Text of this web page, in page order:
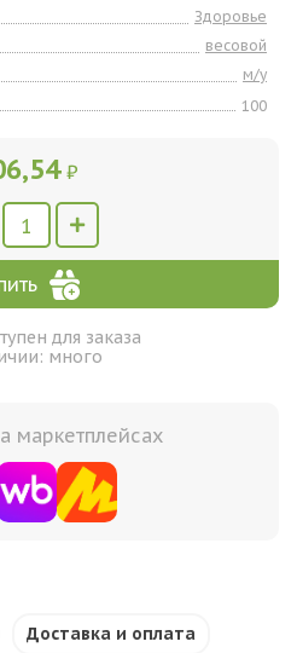
Здоровье
весовой
м/у
100
₽
для заказа
много
маркетплейсах
Доставка и оплата